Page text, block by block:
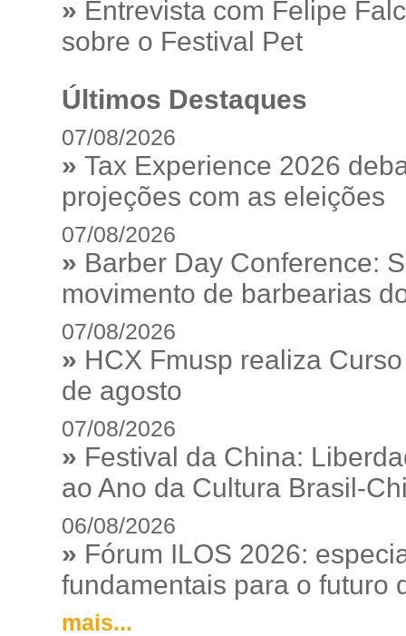
» Entrevista com Felipe
sobre o Festival Pet
Últimos Destaques
07/08/2026
» Tax Experience 2026
projeções com as eleições
07/08/2026
» Barber Day Conference:
movimento de barbearias
07/08/2026
» HCX Fmusp realiza
de agosto
07/08/2026
» Festival da China:
ao Ano da Cultura Brasil-
06/08/2026
» Fórum ILOS 2026:
fundamentais para o futuro
mais...